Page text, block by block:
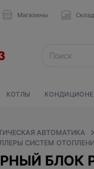
Магазины Склад
КОТЛЫ
АВТОМАТИКА
СИСТЕМ
БЛОК